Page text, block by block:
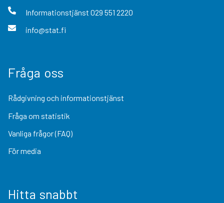
Informationstjänst 029 551 2220
info@stat.fi
Fråga oss
Rådgivning och informationstjänst
Fråga om statistik
Vanliga frågor (FAQ)
För media
Hitta snabbt